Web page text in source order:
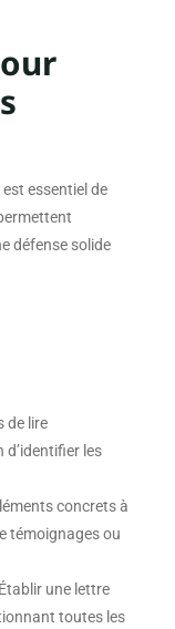
essentiel de
défense solide
de lire
les
concrets à
témoignages ou
une lettre
toutes les